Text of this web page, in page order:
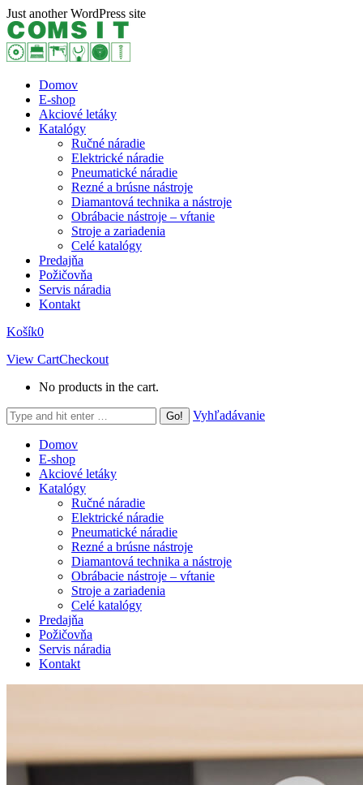
Skip
to
content
Just another WordPress site
Domov
E-shop
Akciové letáky
Katalógy
Ručné náradie
Elektrické náradie
Pneumatické náradie
Rezné a brúsne nástroje
Diamantová technika a nástroje
Obrábacie nástroje – vŕtanie
Stroje a zariadenia
Celé katalógy
Predajňa
Požičovňa
Servis náradia
Kontakt
Košík0
View CartCheckout
No products in the cart.
Search:
Vyhľadávanie
Domov
E-shop
Akciové letáky
Katalógy
Ručné náradie
Elektrické náradie
Pneumatické náradie
Rezné a brúsne nástroje
Diamantová technika a nástroje
Obrábacie nástroje – vŕtanie
Stroje a zariadenia
Celé katalógy
Predajňa
Požičovňa
Servis náradia
Kontakt